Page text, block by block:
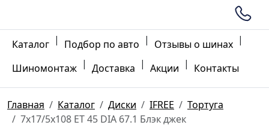
Каталог | Подбор по авто | Отзывы о шинах |
Шиномонтаж | Доставка | Акции | Контакты
Главная Каталог Диски IFREE
Тортуга
7x17/5x108 ET 45 DIA 67.1 Блэк джек